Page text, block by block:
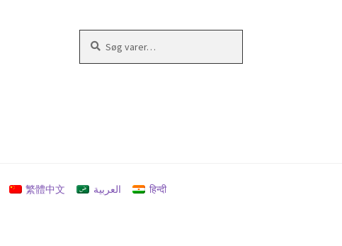
efter:
繁體中文 العربية
हिन्दी